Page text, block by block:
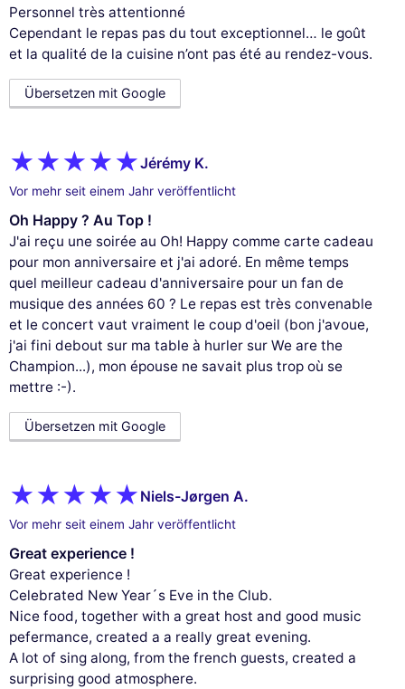
Personnel très attentionné
Cependant le repas pas du tout exceptionnel… le goût
et la qualité de la cuisine n’ont pas été au rendez-vous.
Übersetzen mit Google
Jérémy K.
Vor mehr seit einem Jahr veröffentlicht
Oh Happy ? Au Top !
J'ai reçu une soirée au Oh! Happy comme carte cadeau
pour mon anniversaire et j'ai adoré. En même temps
quel meilleur cadeau d'anniversaire pour un fan de
musique des années 60 ? Le repas est très convenable
et le concert vaut vraiment le coup d'oeil (bon j'avoue,
j'ai fini debout sur ma table à hurler sur We are the
Champion...), mon épouse ne savait plus trop où se
mettre :-).
Übersetzen mit Google
Niels-Jørgen A.
Vor mehr seit einem Jahr veröffentlicht
Great experience !
Great experience !
Celebrated New Year´s Eve in the Club.
Nice food, together with a great host and good music
pefermance, created a a really great evening.
A lot of sing along, from the french guests, created a
surprising good atmosphere.